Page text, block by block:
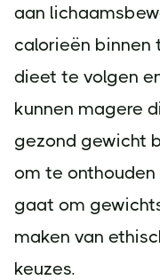
aan
calorieën binnen
dieet te volgen
kunnen magere
gezond gewicht
om te
gaat om
maken van
keuzes.